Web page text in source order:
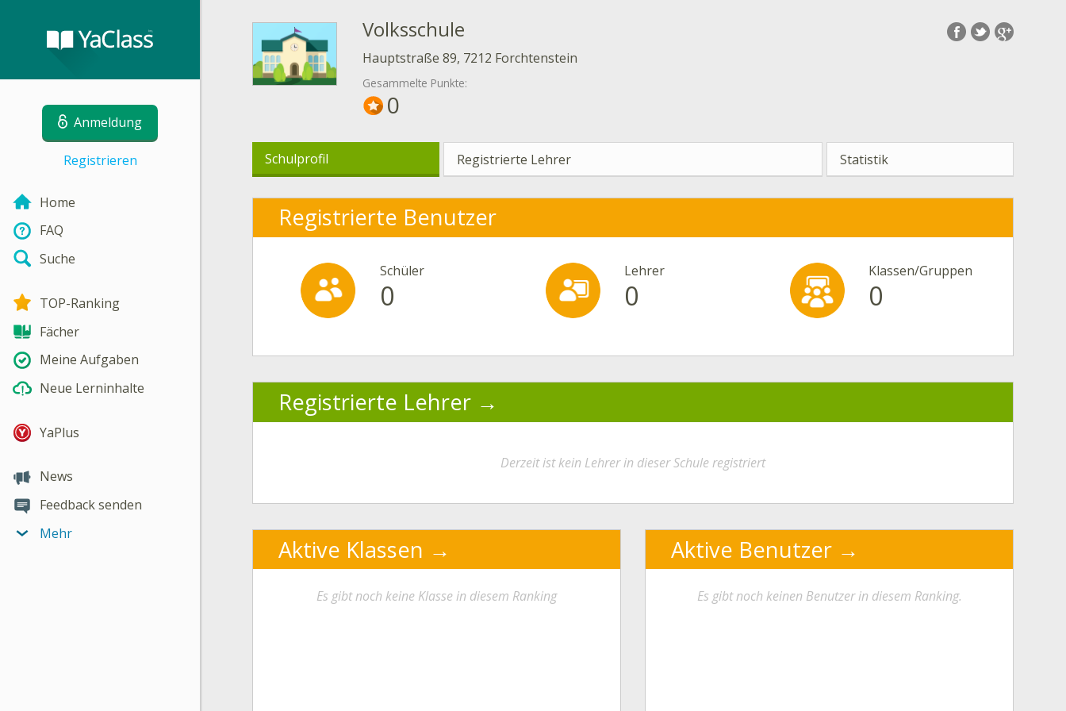
Anmeldung
Registrieren
Home
FAQ
Suche
TOP-Ranking
Fächer
Meine Aufgaben
Neue Lerninhalte
YaPlus
News
Feedback senden
Mehr
Volksschule
Hauptstraße 89, 7212 Forchtenstein
Gesammelte Punkte:
0
Schulprofil Registrierte Lehrer Statistik
Registrierte Benutzer
Schüler
0
Lehrer
0
Klassen/Gruppen
0
Registrierte Lehrer
Derzeit ist kein Lehrer in dieser Schule registriert
Aktive Klassen
Es gibt noch keine Klasse in diesem Ranking
Aktive Benutzer
Es gibt noch keinen Benutzer in diesem Ranking.